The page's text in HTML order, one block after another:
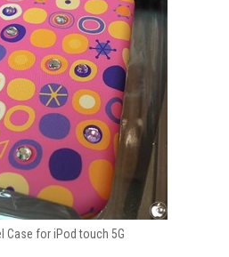
Case for iPod touch 5G